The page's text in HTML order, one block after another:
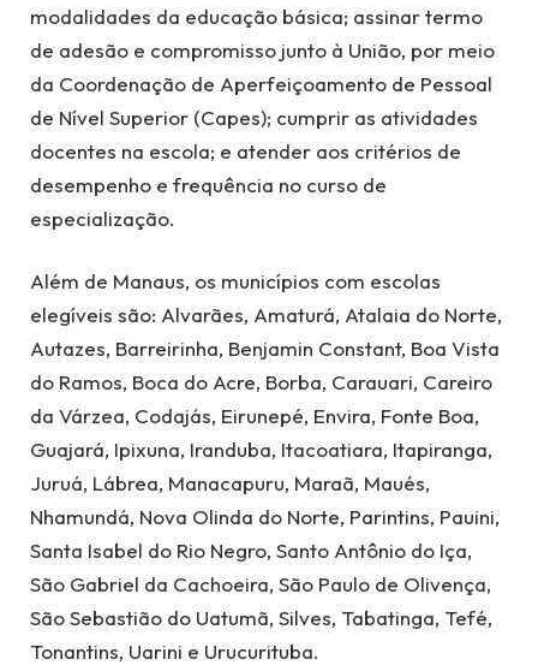
modalidades da educação básica; assinar termo
de adesão e compromisso junto à União, por meio
da Coordenação de Aperfeiçoamento de Pessoal
de Nível Superior (Capes); cumprir as atividades
docentes na escola; e atender aos critérios de
desempenho e frequência no curso de
especialização.
Além de Manaus, os municípios com escolas
elegíveis são: Alvarães, Amaturá, Atalaia do Norte,
Autazes, Barreirinha, Benjamin Constant, Boa Vista
do Ramos, Boca do Acre, Borba, Carauari, Careiro
da Várzea, Codajás, Eirunepé, Envira, Fonte Boa,
Guajará, Ipixuna, Iranduba, Itacoatiara, Itapiranga,
Juruá, Lábrea, Manacapuru, Maraã, Maués,
Nhamundá, Nova Olinda do Norte, Parintins, Pauini,
Santa Isabel do Rio Negro, Santo Antônio do Iça,
São Gabriel da Cachoeira, São Paulo de Olivença,
São Sebastião do Uatumã, Silves, Tabatinga, Tefé,
Tonantins, Uarini e Urucurituba.